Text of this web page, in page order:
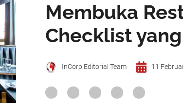
Membuka
Checklist
InCorp Editorial Team 11